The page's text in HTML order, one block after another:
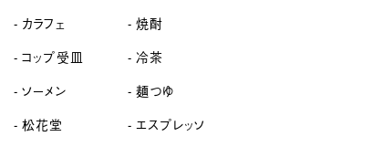
カラフェ
焼酎
コップ受皿
冷茶
ソーメン
麺つゆ
松花堂
エスプレッソ